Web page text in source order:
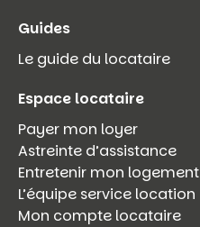
Guides
Le guide du locataire
Espace locataire
Payer mon loyer
Astreinte d’assistance
Entretenir mon logement
L’équipe service location
Mon compte locataire